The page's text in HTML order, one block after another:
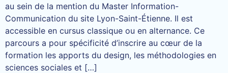
au sein de la mention du Master Information-
Communication du site Lyon-Saint-Étienne. Il est
accessible en cursus classique ou en alternance. Ce
parcours a pour spécificité d’inscrire au cœur de la
formation les apports du design, les méthodologies en
sciences sociales et […]